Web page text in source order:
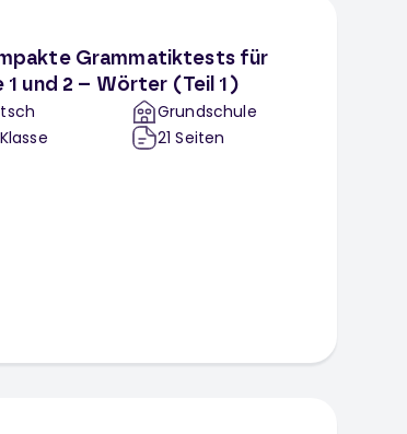
Grammatiktests für
1 und 2 – Wörter (Teil 1)
Grundschule
21 Seiten